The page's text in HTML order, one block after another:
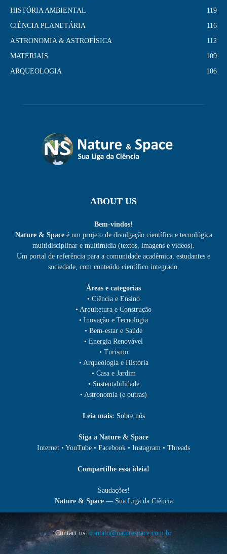
HISTÓRIA AMBIENTAL
119
CIÊNCIA PLANETÁRIA
116
ASTRONOMIA & ASTROFÍSICA
112
MATERIAIS
109
ARQUEOLOGIA
106
ABOUT US
Bem-vindos!
Nature & Spaceé um projeto de divulgação científica e tecnológica
multidisciplinar e multimídia (textos, imagens e vídeos).
Um portal de referência para a comunidade acadêmica, estudantes e
sociedade, com conteúdo científico integrado.
Áreas e categorias
• Ciência e Ensino
• Arquitetura e Construção
• Inovação e Tecnologia
• Bem-estar e Saúde
• Energia Renovável
• Turismo
• Arqueologia e História
• Casa e Jardim
• Sustentabilidade
• Astronomia (e outras)
Leia mais: Sobre nós
Siga a Nature & Space
Internet • YouTube • Facebook • Instagram • Threads
Compartilhe essa ideia!
Saudações!
Nature & Space— Sua Liga da Ciência
Contact us:contato@naturespace.com.br